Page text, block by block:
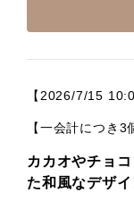
【2026/7/15
【一会計につき3
カカオやチョ
た和風なデザイ